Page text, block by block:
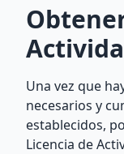
Una vez que
necesarios y
establecidos,
Licencia de